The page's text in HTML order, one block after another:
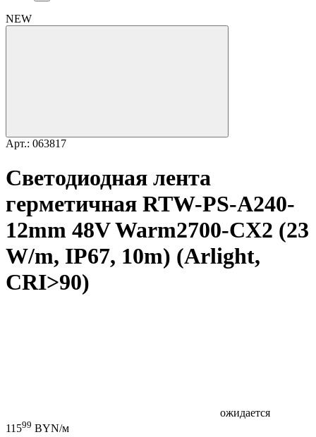
NEW
Арт.: 063817
Светодиодная лента
герметичная RTW-PS-A240-
12mm 48V Warm2700-CX2 (23
W/m, IP67, 10m) (Arlight,
CRI>90)
ожидается
11599 BYN/м